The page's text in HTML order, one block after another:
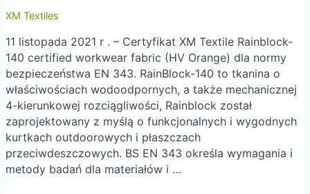
XM Textiles
11 listopada 2021 r . – Certyfikat XM Textile Rainblock-
140 certified workwear fabric (HV Orange) dla normy
bezpieczeństwa EN 343. RainBlock-140 to tkanina o
właściwościach wodoodpornych, a także mechanicznej
4-kierunkowej rozciągliwości, Rainblock został
zaprojektowany z myślą o funkcjonalnych i wygodnych
kurtkach outdoorowych i płaszczach
przeciwdeszczowych. BS EN 343 określa wymagania i
metody badań dla materiałów i …